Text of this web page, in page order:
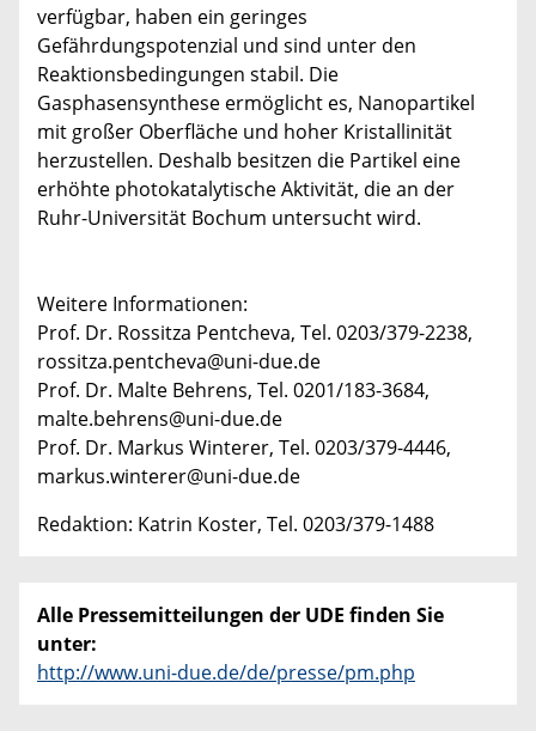
verfügbar, haben ein geringes
Gefährdungspotenzial und sind unter den
Reaktionsbedingungen stabil. Die
Gasphasensynthese ermöglicht es, Nanopartikel
mit großer Oberfläche und hoher Kristallinität
herzustellen. Deshalb besitzen die Partikel eine
erhöhte photokatalytische Aktivität, die an der
Ruhr-Universität Bochum untersucht wird.
Weitere Informationen:
Prof. Dr. Rossitza Pentcheva, Tel. 0203/379-2238,
rossitza.pentcheva@uni-due.de
Prof. Dr. Malte Behrens, Tel. 0201/183-3684,
malte.behrens@uni-due.de
Prof. Dr. Markus Winterer, Tel. 0203/379-4446,
markus.winterer@uni-due.de
Redaktion: Katrin Koster, Tel. 0203/379-1488
Alle Pressemitteilungen der UDE finden Sie
unter:
http://www.uni-due.de/de/presse/pm.php